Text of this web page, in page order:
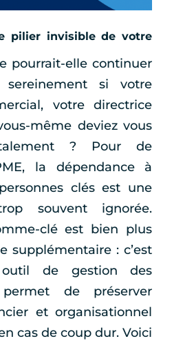
pilier invisible de votre
pourrait-elle continuer
sereinement si votre
votre directrice
même deviez vous
? Pour de
la dépendance à
clés est une
souvent ignorée.
clé est bien plus
supplémentaire : c’est
de gestion des
de préserver
et organisationnel
cas de coup dur. Voici